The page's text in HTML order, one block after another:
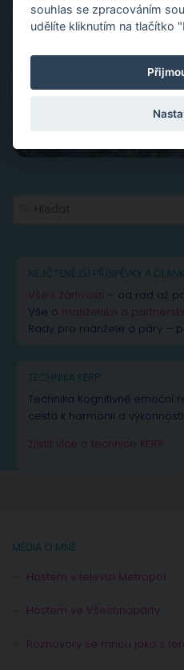
NEJČTENĚJŠÍ PŘÍSPĚVKY A
Vše k žárlivosti – od rad až
Vše o manželské a
Rady pro manžele a páry –
TECHNIKA KERP
Technika Kognitivně emoční
cesta k harmonii a výkonnosti
Zjistit více o technice KERP
MÉDIA O MNĚ
Hostem v televizi Metropol
Hostem ve Všechnopárty
Rozhovory se mnou jako s
souhlas se zpracováním
udělíte kliknutím na tlačítko